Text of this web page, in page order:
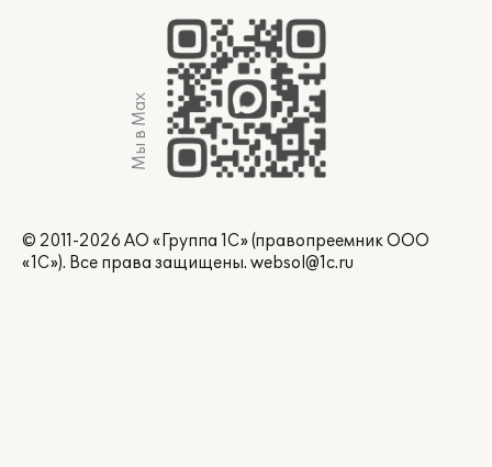
Мы в Max
© 2011-2026 АО «Группа 1С» (правопреемник ООО
«1С»). Все права защищены. websol@1c.ru